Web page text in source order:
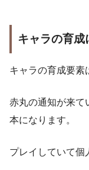
キャラの育成
キャラの育成要素
赤丸の通知が来て
本になります。
プレイしていて個